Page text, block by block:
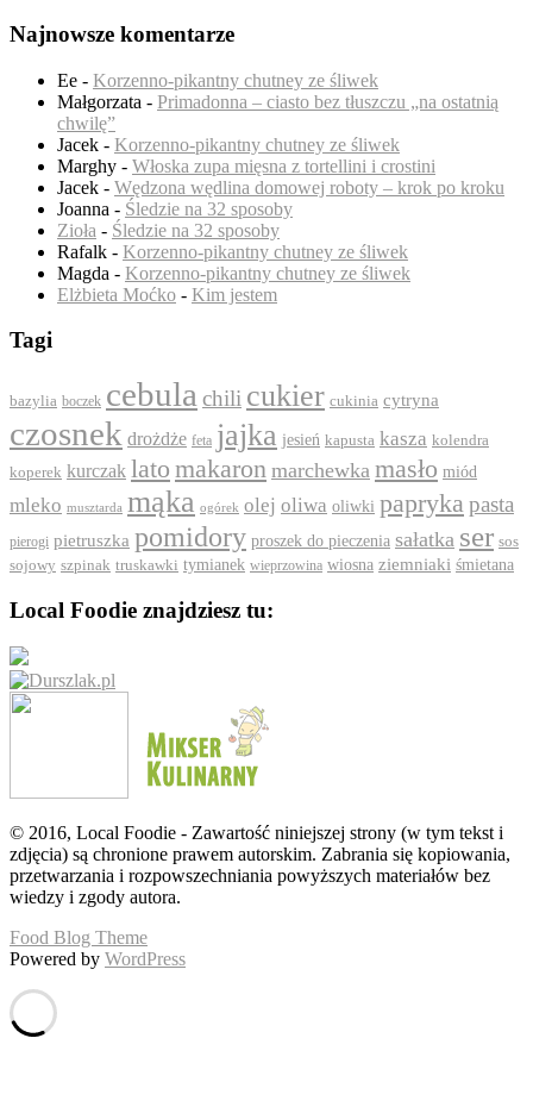
Najnowsze komentarze
Ee - Korzenno-pikantny chutney ze śliwek
Małgorzata - Primadonna – ciasto bez tłuszczu „na ostatnią
chwilę”
Jacek - Korzenno-pikantny chutney ze śliwek
Marghy - Włoska zupa mięsna z tortellini i crostini
Jacek - Wędzona wędlina domowej roboty – krok po kroku
Joanna - Śledzie na 32 sposoby
Zioła - Śledzie na 32 sposoby
Rafalk - Korzenno-pikantny chutney ze śliwek
Magda - Korzenno-pikantny chutney ze śliwek
Elżbieta Moćko - Kim jestem
Tagi
bazylia boczek cebula chili cukier cukinia cytryna
czosnek drożdże feta jajka jesień kapusta kasza kolendra
koperek kurczak lato makaron marchewka masło miód
mleko musztarda mąka ogórek olej oliwa oliwki paprykapasta
pierogi pietruszka pomidory proszek do pieczenia sałatka ser sos
sojowy szpinak truskawki tymianek wieprzowina wiosna ziemniaki śmietana
Local Foodie znajdziesz tu:
© 2016, Local Foodie - Zawartość niniejszej strony (w tym tekst i
zdjęcia) są chronione prawem autorskim. Zabrania się kopiowania,
przetwarzania i rozpowszechniania powyższych materiałów bez
wiedzy i zgody autora.
Food Blog Theme
Powered by WordPress